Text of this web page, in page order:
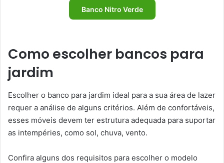
Banco Nitro Verde
Como escolher bancos para
jardim
Escolher o banco para jardim ideal para a sua área de lazer
requer a análise de alguns critérios. Além de confortáveis,
esses móveis devem ter estrutura adequada para suportar
as intempéries, como sol, chuva, vento.
Confira alguns dos requisitos para escolher o modelo